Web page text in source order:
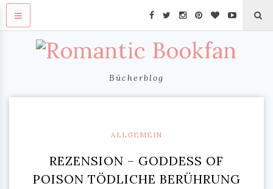
Bücherblog
ALLGEMEIN
REZENSION – GODDESS OF
POISON TÖDLICHE BERÜHRUNG